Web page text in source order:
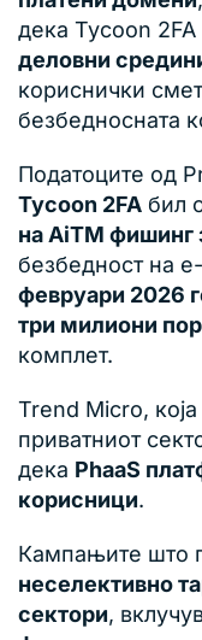
дека Tycoon
деловни
кориснички
безбедносната
Податоците од
Tycoon 2FA бил
на AiTM фишинг
безбедност на
февруари 2026
три милиони
комплет.
Trend Micro,
приватниот
дека PhaaS
корисници.
Кампањите што
неселективно
сектори,